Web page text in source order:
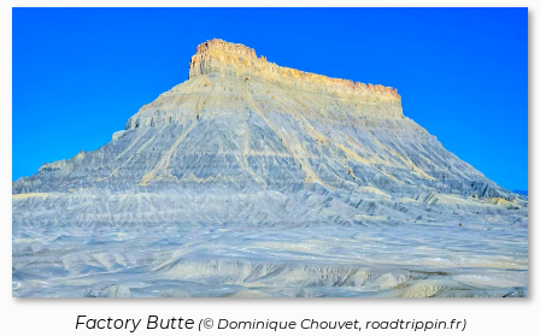
Factory Butte(© Dominique Chouvet, roadtrippin.fr)